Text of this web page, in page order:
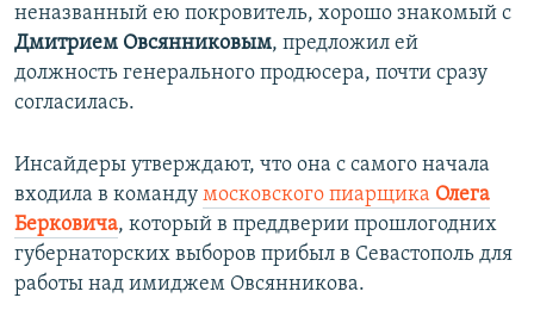
неназванный ею покровитель, хорошо знакомый с
Дмитрием Овсянниковым, предложил ей
должность генерального продюсера, почти сразу
согласилась.
Инсайдеры утверждают, что она с самого начала
входила в команду московского пиарщика Олега
Берковича, который в преддверии прошлогодних
губернаторских выборов прибыл в Севастополь для
работы над имиджем Овсянникова.